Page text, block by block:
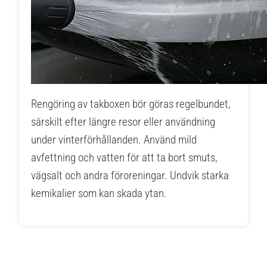
Rengöring av takboxen bör göras regelbundet,
särskilt efter längre resor eller användning
under vinterförhållanden. Använd mild
avfettning och vatten för att ta bort smuts,
vägsalt och andra föroreningar. Undvik starka
kemikalier som kan skada ytan.